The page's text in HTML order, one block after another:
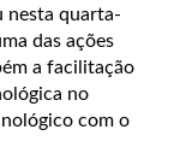
nesta quarta-
das ações
a facilitação
no
com o